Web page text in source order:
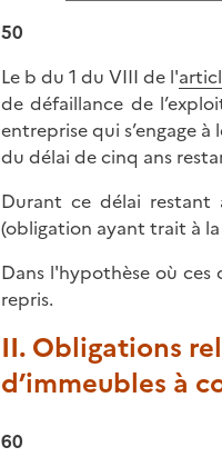
50
Le b du 1 du VIII de l'
de défaillance de
entreprise qui s’engage
du délai de cinq ans
Durant ce délai restant
(obligation ayant trait à
Dans l'hypothèse où
repris.
II. Obligations
d’immeubles à
60